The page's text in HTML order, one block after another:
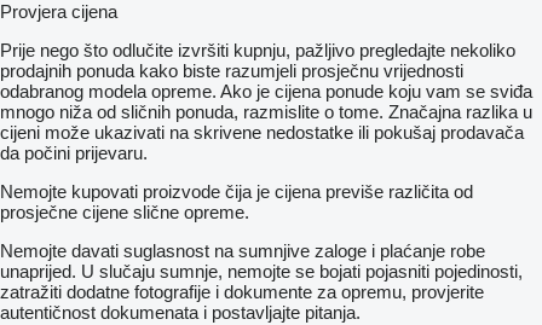
Provjera cijena
Prije nego što odlučite izvršiti kupnju, pažljivo pregledajte nekoliko
prodajnih ponuda kako biste razumjeli prosječnu vrijednosti
odabranog modela opreme. Ako je cijena ponude koju vam se sviđa
mnogo niža od sličnih ponuda, razmislite o tome. Značajna razlika u
cijeni može ukazivati ​​na skrivene nedostatke ili pokušaj prodavača
da počini prijevaru.
Nemojte kupovati proizvode čija je cijena previše različita od
prosječne cijene slične opreme.
Nemojte davati suglasnost na sumnjive zaloge i plaćanje robe
unaprijed. U slučaju sumnje, nemojte se bojati pojasniti pojedinosti,
zatražiti dodatne fotografije i dokumente za opremu, provjerite
autentičnost dokumenata i postavljajte pitanja.